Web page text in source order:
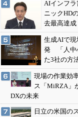
AIインフ
ニックHD
去最高達成
生成AIで現
発 「人中
た3社の方
現場の作業効
ス「MiRZA」
DXの未来
日立の米国の